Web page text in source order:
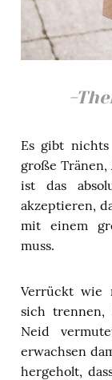
-
Es gibt nichts
große Tränen,
ist das
akzeptieren,
mit einem
muss.
Verrückt wie
sich trennen,
Neid
erwachsen
hergeholt,